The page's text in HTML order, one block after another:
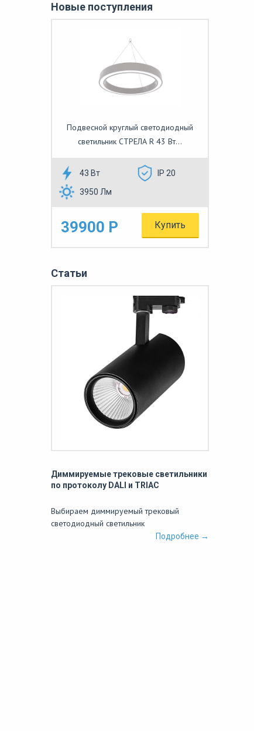
Новые поступления
Подвесной круглый светодиодный
светильник СТРЕЛА R 43 Вт...
43 Вт
IP 20
3950 Лм
39900 Р Купить
Статьи
Диммируемые трековые светильники
по протоколу DALI и TRIAC
Выбираем диммируемый трековый
светодиодный светильник
Подробнее →